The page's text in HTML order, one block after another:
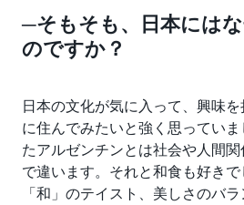
─そもそも、日本には
のですか？
日本の文化が気に入って、興味
に住んでみたいと強く思ってい
たアルゼンチンとは社会や人間
で違います。それと和食も好き
「和」のテイスト、美しさのバ